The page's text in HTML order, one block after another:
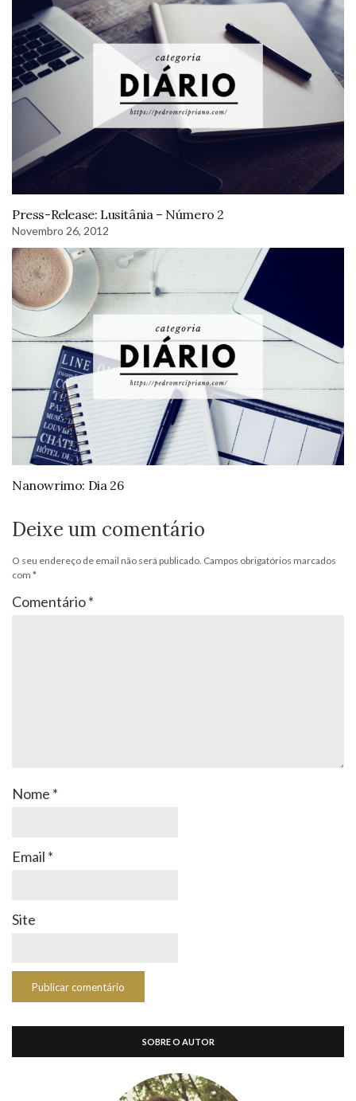
Press-Release: Lusitânia – Número 2
Novembro 26, 2012
Nanowrimo: Dia 26
Deixe um comentário
O seu endereço de email não será publicado. Campos obrigatórios marcados
com *
Comentário*
Nome *
Email *
Site
SOBRE O AUTOR